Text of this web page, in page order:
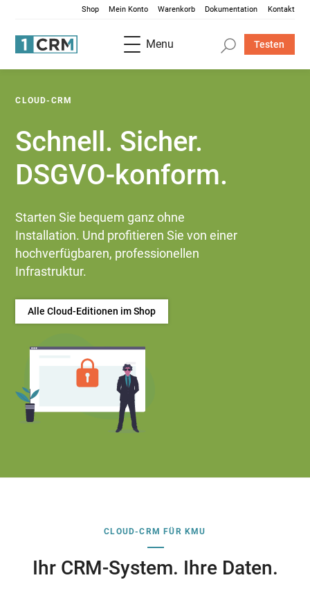
Shop Mein Konto Warenkorb Dokumentation Kontakt
Menu Testen
CLOUD-CRM
Schnell. Sicher.
DSGVO-konform.
Starten Sie bequem ganz ohne
Installation. Und profitieren Sie von einer
hoch­verfügbaren, professionellen
Infrastruktur.
Alle Cloud-Editionen im Shop
CLOUD-CRM FÜR KMU
Ihr CRM-System. Ihre Daten.